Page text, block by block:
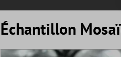
Échantillon